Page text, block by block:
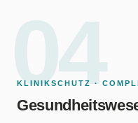
04
KLINIKSCHUTZ ·